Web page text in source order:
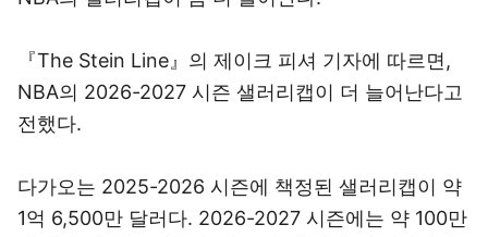
『The Stein Line』의 제이크 피셔 기자에 따르면,
NBA의 2026-2027 시즌 샐러리캡이 더 늘어난다고
전했다.
다가오는 2025-2026 시즌에 책정된 샐러리캡이 약
1억 6,500만 달러다. 2026-2027 시즌에는 약 100만